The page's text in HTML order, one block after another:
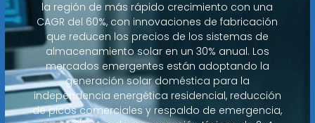
la región de más rápido crecimiento con una
CAGR del 60%, con innovaciones de fabricación
que reducen los precios de los sistemas de
almacenamiento solar en un 30% anual. Los
mercados emergentes están adoptando la
generación solar doméstica para la
independencia energética residencial, reducción
de picos comerciales y respaldo de emergencia,